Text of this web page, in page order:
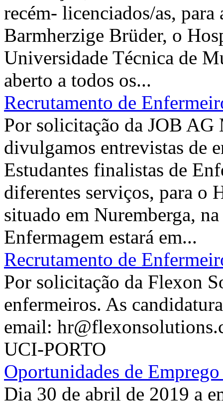
recém- licenciados/as,
Barmherzige Brüder, o
Universidade Técnica de
aberto a todos os...
Recrutamento de
Por solicitação da JOB
divulgamos entrevistas de
Estudantes finalistas de
diferentes serviços, para o
situado em Nuremberga,
Enfermagem estará em...
Recrutamento de
Por solicitação da Flexon
enfermeiros. As
email:
UCI-PORTO
Oportunidades de
Dia 30 de abril de 2019 a